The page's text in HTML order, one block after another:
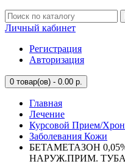
Личный кабинет
Регистрация
Авторизация
0 товар(ов) - 0.00 р.
Главная
Лечение
Курсовой Прием/
Заболевания Кожи
БЕТАМЕТАЗОН
НАРУЖ.ПРИМ.